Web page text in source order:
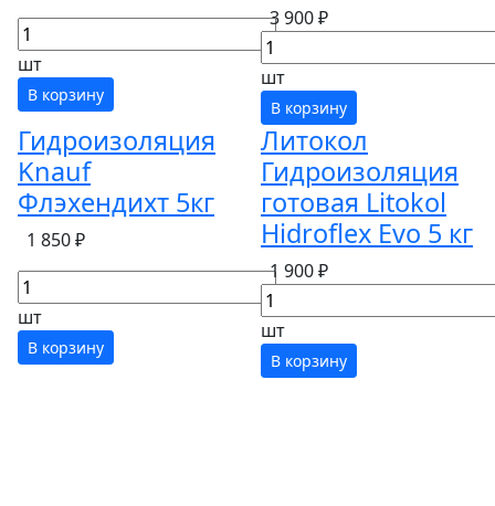
шт
В корзину
3 900 ₽
шт
В корзину
Гидроизоляция
Knauf
Флэхендихт 5кг
1 850 ₽
шт
В корзину
Литокол
Гидроизоляция
готовая Litokol
Hidroflex Evo 5 кг
1 900 ₽
шт
В корзину